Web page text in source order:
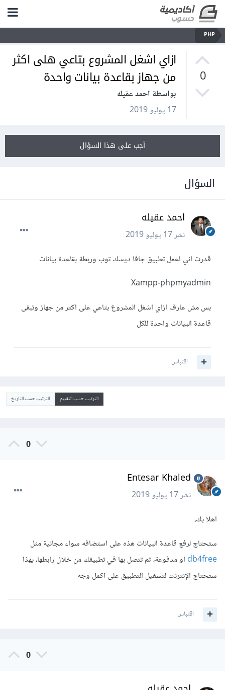
PHP
0
ازاي اشغل المشروع بتاعي هلى اكثر
من جهاز بقاعدة بيانات واحدة
بواسطة احمد عقيله
17 يوليو 2019
أجب على هذا السؤال
السؤال
احمد عقيله
نشر17 يوليو 2019
قدرت اني اعمل تطبيق جافا ديسك توب وربطة بقاعدة بيانات
Xampp-phpmyadmin
بس مش عارف ازاي اشغل المشروع بتاعي على اكثر من جهاز وتبقى
قاعدة البيانات واحدة للكل
اقتباس
الترتيب حسب التقييم الترتيب حسب التاريخ
0
Entesar Khaled
نشر17 يوليو 2019
اهلا بك،
ستحتاج لرفع قاعدة البيانات هذه على استضافه سواء مجانية مثل
db4freeاو مدفوعة، ثم تتصل بها في تطبيقك من خلال رابطها، بهذا
ستحتاج الإنترنت لتشغيل التطبيق على اكمل وجه
اقتباس
0